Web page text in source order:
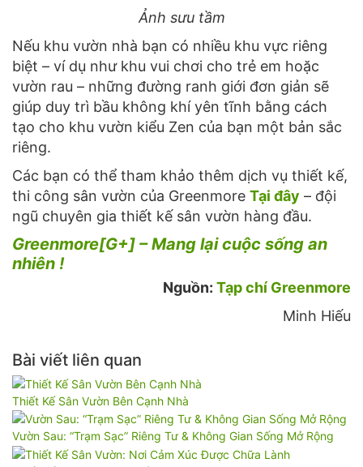
Ảnh sưu tầm
Nếu khu vườn nhà bạn có nhiều khu vực riêng
biệt – ví dụ như khu vui chơi cho trẻ em hoặc
vườn rau – những đường ranh giới đơn giản sẽ
giúp duy trì bầu không khí yên tĩnh bằng cách
tạo cho khu vườn kiểu Zen của bạn một bản sắc
riêng.
Các bạn có thể tham khảo thêm dịch vụ thiết kế,
thi công sân vườn của Greenmore Tại đây – đội
ngũ chuyên gia thiết kế sân vườn hàng đầu.
Greenmore[G+] – Mang lại cuộc sống an
nhiên !
Nguồn: Tạp chí Greenmore
Minh Hiếu
Bài viết liên quan
Thiết Kế Sân Vườn Bên Cạnh Nhà
Vườn Sau: “Trạm Sạc” Riêng Tư & Không Gian Sống Mở Rộng